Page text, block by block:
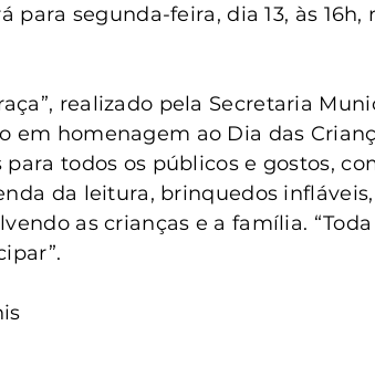
para segunda-feira, dia 13, às 16h,
realizado pela Secretaria
em homenagem ao Dia das
todos os públicos e gostos,
da leitura, brinquedos
as crianças e a família.